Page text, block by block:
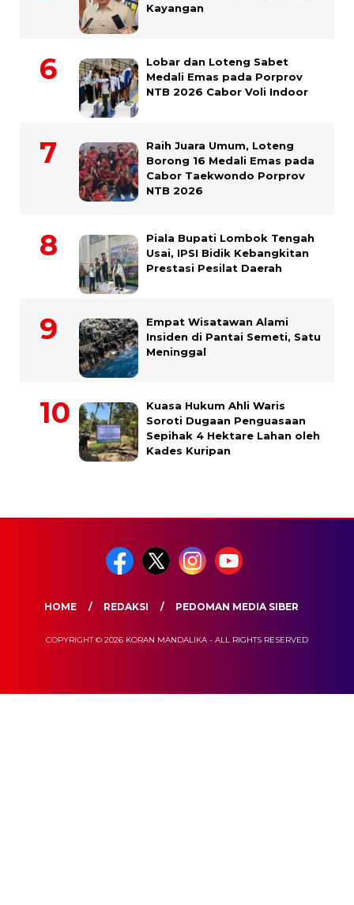
Kayangan
Lobar dan Loteng Sabet
Medali Emas pada Porprov
NTB 2026 Cabor Voli Indoor
Raih Juara Umum, Loteng
Borong 16 Medali Emas pada
Cabor Taekwondo Porprov
NTB 2026
Piala Bupati Lombok Tengah
Usai, IPSI Bidik Kebangkitan
Prestasi Pesilat Daerah
Empat Wisatawan Alami
Insiden di Pantai Semeti, Satu
Meninggal
Kuasa Hukum Ahli Waris
Soroti Dugaan Penguasaan
Sepihak 4 Hektare Lahan oleh
Kades Kuripan
HOME REDAKSI PEDOMAN MEDIA SIBER
COPYRIGHT © 2026 KORAN MANDALIKA - ALL RIGHTS RESERVED